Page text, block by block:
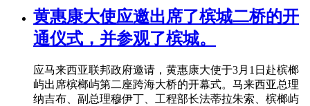
黄惠康大使应邀出席了槟城二桥的开
通仪式，并参观了槟城。
应马来西亚联邦政府邀请，黄惠康大使于3月1日赴槟榔
屿出席槟榔屿第二座跨海大桥的开幕式。马来西亚总理
纳吉布、副总理穆伊丁、工程部长法蒂拉朱索、槟榔屿